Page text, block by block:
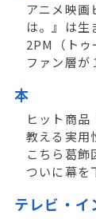
アニメ映
は。』は生
2PM（ト
ファン層が
本
ヒット商
教える実用
こちら葛飾
ついに幕を
テレビ・イ